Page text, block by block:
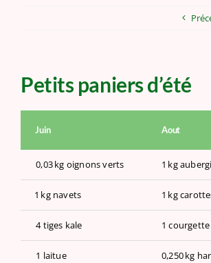
Petits paniers d’été
Juin Aout
0,03kg oignons verts 1 kg
1 kg navets 1 kgcarotte
4 tiges kale 1 courgette
1 laitue 0,250kg